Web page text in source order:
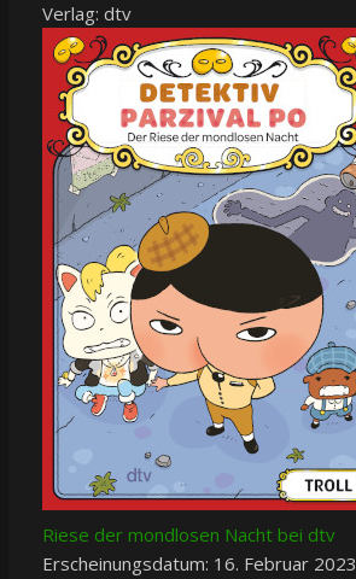
Verlag: dtv
Riese der mondlosen Nacht bei dtv
Erscheinungsdatum: 16. Februar 2023